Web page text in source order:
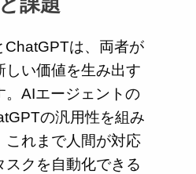
ChatGPTは、両者が
しい価値を生み出す
。AIエージェントの
の汎用性を組み
これまで人間が対応
スクを自動化できる